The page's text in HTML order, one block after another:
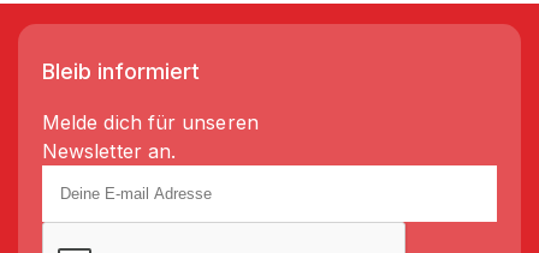
Bleib informiert
Melde dich für unseren
Newsletter an.